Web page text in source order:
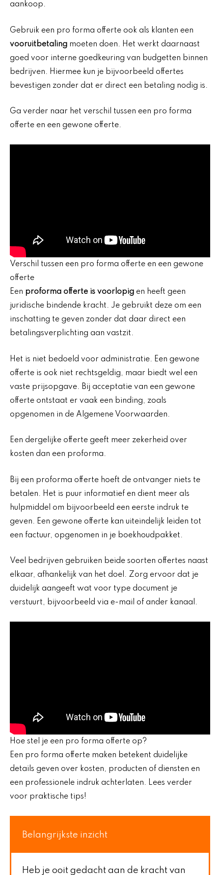
aankoop.
Gebruik een pro forma offerte ook als klanten een
vooruitbetaling moeten doen. Het werkt daarnaast
goed voor interne goedkeuring van budgetten binnen
bedrijven. Hiermee kun je bijvoorbeeld offertes
bevestigen zonder dat er direct een betaling nodig is.
Ga verder naar het verschil tussen een pro forma
offerte en een gewone offerte.
Verschil tussen een pro forma offerte en een gewone
offerte
Een proforma offerte is voorlopig en heeft geen
juridische bindende kracht. Je gebruikt deze om een
inschatting te geven zonder dat daar direct een
betalingsverplichting aan vastzit.
Het is niet bedoeld voor administratie. Een gewone
offerte is ook niet rechtsgeldig, maar biedt wel een
vaste prijsopgave. Bij acceptatie van een gewone
offerte ontstaat er vaak een binding, zoals
opgenomen in de Algemene Voorwaarden.
Een dergelijke offerte geeft meer zekerheid over
kosten dan een proforma.
Bij een proforma offerte hoeft de ontvanger niets te
betalen. Het is puur informatief en dient meer als
hulpmiddel om bijvoorbeeld een eerste indruk te
geven. Een gewone offerte kan uiteindelijk leiden tot
een factuur, opgenomen in je boekhoudpakket.
Veel bedrijven gebruiken beide soorten offertes naast
elkaar, afhankelijk van het doel. Zorg ervoor dat je
duidelijk aangeeft wat voor type document je
verstuurt, bijvoorbeeld via e-mail of ander kanaal.
Hoe stel je een pro forma offerte op?
Een pro forma offerte maken betekent duidelijke
details geven over kosten, producten of diensten en
een professionele indruk achterlaten. Lees verder
voor praktische tips!
Belangrijkste inzicht
Heb je ooit gedacht aan de kracht van